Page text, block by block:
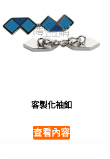
客製化袖釦
查看內容